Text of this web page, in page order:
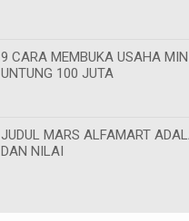
9 CARA MEMBUKA USAHA
UNTUNG 100 JUTA
JUDUL MARS ALFAMART
DAN NILAI